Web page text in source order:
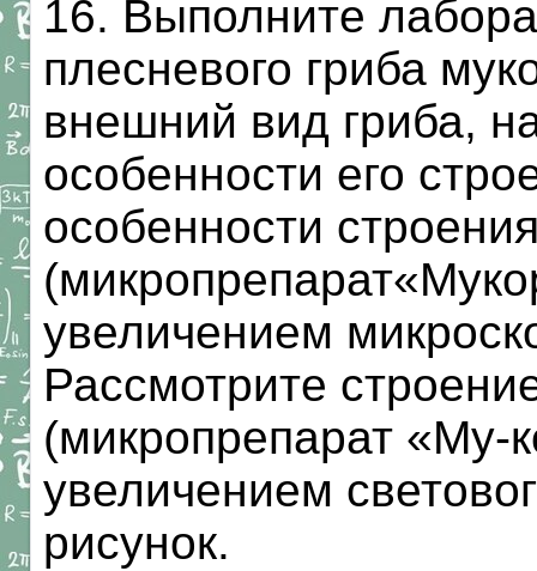
16. Выполните
плесневого гриба
внешний вид гриба,
особенности его
особенности
увеличением
Рассмотрите
(микропрепарат «Му-
увеличением
рисунок.